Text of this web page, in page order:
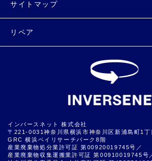
サイトマップ
リペア
インバースネット 株式会社
〒221-0031神奈川県横浜市神奈川区新浦島町1
GRC 横浜ベイリサーチパーク8階
産業廃棄物処分業許可証 第00920019745号／
産業廃棄物収集運搬業許可証 第00910019745号